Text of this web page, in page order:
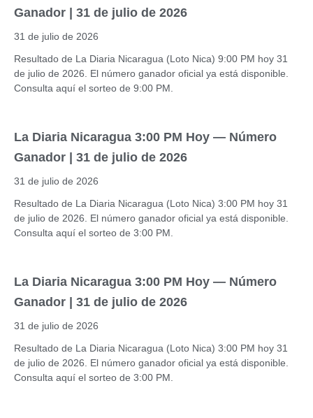
Ganador | 31 de julio de 2026
31 de julio de 2026
Resultado de La Diaria Nicaragua (Loto Nica) 9:00 PM hoy 31
de julio de 2026. El número ganador oficial ya está disponible.
Consulta aquí el sorteo de 9:00 PM.
La Diaria Nicaragua 3:00 PM Hoy — Número
Ganador | 31 de julio de 2026
31 de julio de 2026
Resultado de La Diaria Nicaragua (Loto Nica) 3:00 PM hoy 31
de julio de 2026. El número ganador oficial ya está disponible.
Consulta aquí el sorteo de 3:00 PM.
La Diaria Nicaragua 3:00 PM Hoy — Número
Ganador | 31 de julio de 2026
31 de julio de 2026
Resultado de La Diaria Nicaragua (Loto Nica) 3:00 PM hoy 31
de julio de 2026. El número ganador oficial ya está disponible.
Consulta aquí el sorteo de 3:00 PM.